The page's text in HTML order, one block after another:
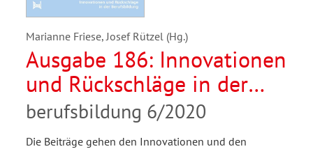
Marianne Friese, Josef Rützel (Hg.)
Ausgabe 186: Innovationen
und Rückschläge in der
Berufsbildung
berufsbildung 6/2020
Die Beiträge gehen den Innovationen und den